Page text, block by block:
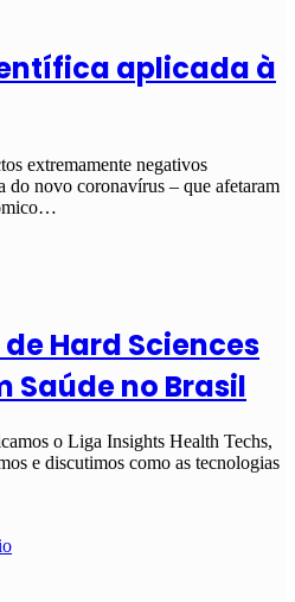
aplicada à
extremamente negativos
do novo coronavírus – que afetaram
Hard Sciences
Saúde no Brasil
o Liga Insights Health Techs,
e discutimos como as tecnologias